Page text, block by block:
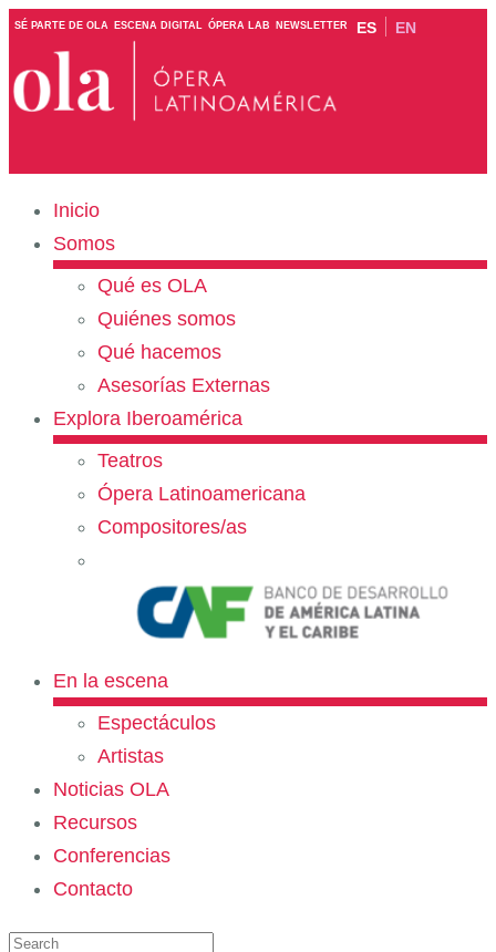
SÉ PARTE DE OLA ESCENA DIGITAL ÓPERA LAB NEWSLETTER ES EN
Inicio
Somos
Qué es OLA
Quiénes somos
Qué hacemos
Asesorías Externas
Explora Iberoamérica
Teatros
Ópera Latinoamericana
Compositores/as
En la escena
Espectáculos
Artistas
Noticias OLA
Recursos
Conferencias
Contacto